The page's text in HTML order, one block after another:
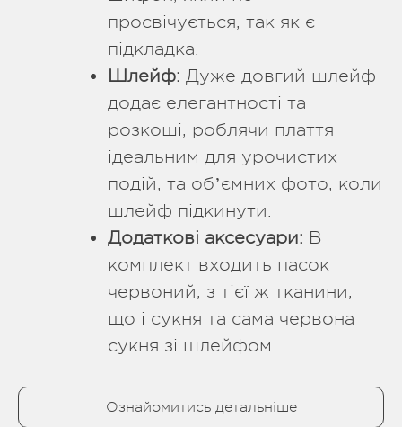
просвічується, так як є
підкладка.
Шлейф: Дуже довгий шлейф
додає елегантності та
розкоші, роблячи плаття
ідеальним для урочистих
подій, та обʼємних фото, коли
шлейф підкинути.
Додаткові аксесуари: В
комплект входить пасок
червоний, з тієї ж тканини,
що і сукня та сама червона
сукня зі шлейфом.
Ознайомитись детальніше